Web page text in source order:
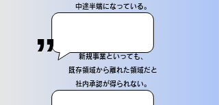
中途半端になっている。
​新規事業といっても、
既存領域から離れた領域だと
社内承認が得られない。
”